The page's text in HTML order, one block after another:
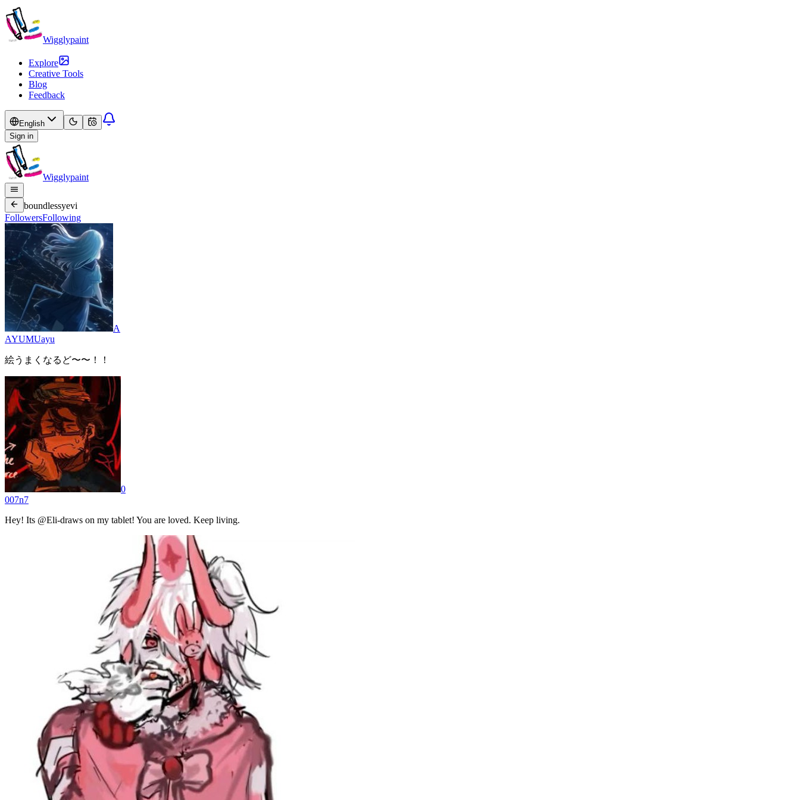
Wigglypaint
Explore
Creative Tools
Blog
Feedback
English
Sign in
Wigglypaint
boundlessyevi
FollowersFollowing
A
AYUMUayu
絵うまくなるど〜〜！！
0
007n7
Hey! Its @Eli-draws on my tablet! You are loved. Keep living.